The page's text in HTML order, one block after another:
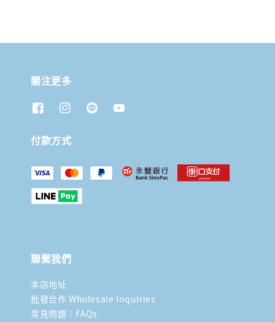
關注更多
付款方式
聯繫我們
本店地址
批發合作 Wholesale Inquiries
常見問題｜FAQs